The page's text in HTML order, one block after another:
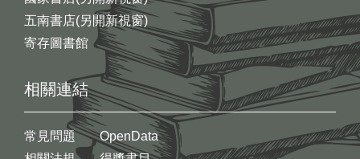
五南書店(另開新視窗)
寄存圖書館
相關連結
常見問題
OpenData